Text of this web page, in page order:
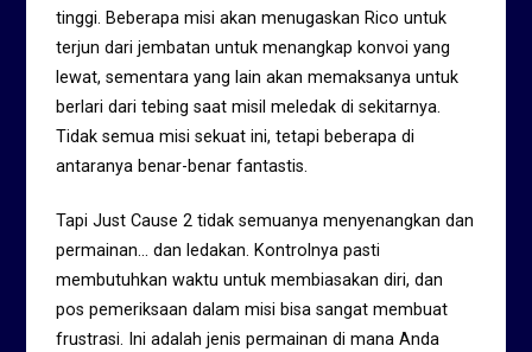
tinggi. Beberapa misi akan menugaskan Rico untuk
terjun dari jembatan untuk menangkap konvoi yang
lewat, sementara yang lain akan memaksanya untuk
berlari dari tebing saat misil meledak di sekitarnya.
Tidak semua misi sekuat ini, tetapi beberapa di
antaranya benar-benar fantastis.
Tapi Just Cause 2 tidak semuanya menyenangkan dan
permainan… dan ledakan. Kontrolnya pasti
membutuhkan waktu untuk membiasakan diri, dan
pos pemeriksaan dalam misi bisa sangat membuat
frustrasi. Ini adalah jenis permainan di mana Anda